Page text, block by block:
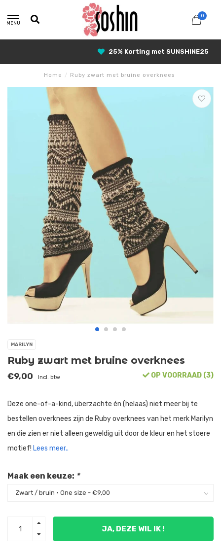
MENU
0
25% Korting met SUNSHINE25
Home / Ruby zwart met bruine overknees
MARILYN
Ruby zwart met bruine overknees
€9,00 Incl. btw OP VOORRAAD (3)
Deze one-of-a-kind, überzachte én (helaas) niet meer bij te
bestellen overknees zijn de Ruby overknees van het merk Marilyn
en die zien er niet alleen geweldig uit door de kleur en het stoere
motief! Lees meer..
Maak een keuze: *
JA, DEZE WIL IK !